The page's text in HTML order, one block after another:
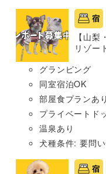
宿
【山
リゾー
グランピング
同室宿泊OK
部屋食プランあり
プライベートド
温泉あり
犬種条件: 要問
宿